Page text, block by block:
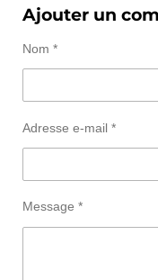
Ajouter un
Nom *
Adresse e-mail *
Message *